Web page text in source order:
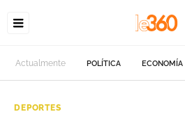
Actualmente POLÍTICA ECONOMÍA
DEPORTES